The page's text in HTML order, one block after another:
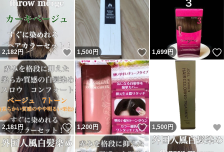
2,182円 いいね！
1,500円 いいね！
1,699円
2,181円 いいね！
1,200円 いいね！
1,500 円